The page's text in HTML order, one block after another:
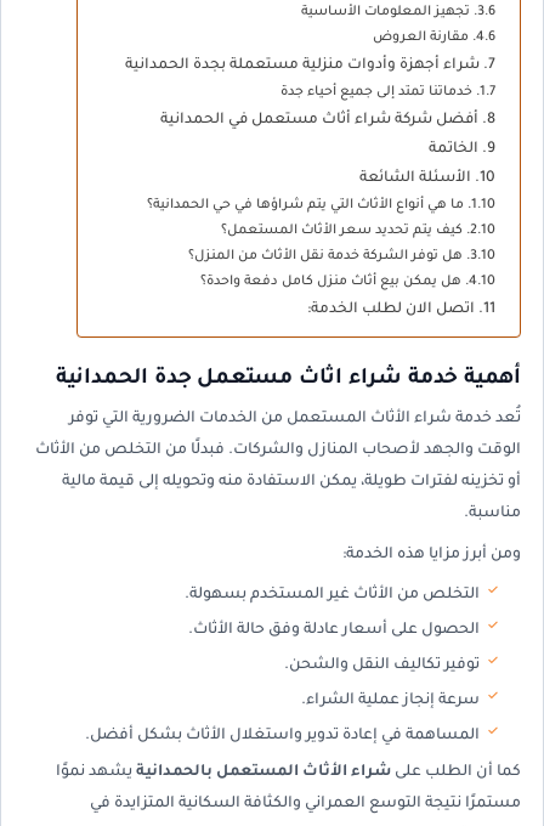
تجهيز المعلومات الأساسية
مقارنة العروض
شراء أجهزة وأدوات منزلية مستعملة بجدة الحمدانية
خدماتنا تمتد إلى جميع أحياء جدة
أفضل شركة شراء أثاث مستعمل في الحمدانية
الخاتمة
الأسئلة الشائعة
ما هي أنواع الأثاث التي يتم شراؤها في حي الحمدانية؟
كيف يتم تحديد سعر الأثاث المستعمل؟
هل توفر الشركة خدمة نقل الأثاث من المنزل؟
هل يمكن بيع أثاث منزل كامل دفعة واحدة؟
اتصل الان لطلب الخدمة:
أهمية خدمة شراء اثاث مستعمل جدة الحمدانية
تُعد خدمة شراء الأثاث المستعمل من الخدمات الضرورية التي توفر
الوقت والجهد لأصحاب المنازل والشركات. فبدلًا من التخلص من الأثاث
أو تخزينه لفترات طويلة، يمكن الاستفادة منه وتحويله إلى قيمة مالية
مناسبة.
ومن أبرز مزايا هذه الخدمة:
التخلص من الأثاث غير المستخدم بسهولة.
الحصول على أسعار عادلة وفق حالة الأثاث.
توفير تكاليف النقل والشحن.
سرعة إنجاز عملية الشراء.
المساهمة في إعادة تدوير واستغلال الأثاث بشكل أفضل.
كما أن الطلب على شراء الأثاث المستعمل بالحمدانية يشهد نموًا
مستمرًا نتيجة التوسع العمراني والكثافة السكانية المتزايدة في